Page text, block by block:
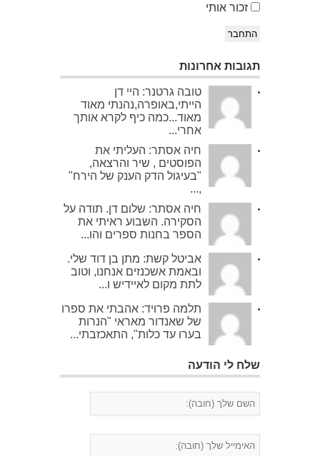
זכור אותי
התחבר
תגובות אחרונות
טובה גרטנר: היי דן
הייתי,באופרה,נהנתי מאוד
מאוד...כמה כיף לקרא אותך
אחרי...
חיה אסתר: העליתי את
הפוסטים , שיר והרצאה,
"בעיגול הדק הענק של הירח"
,...
חיה אסתר: שלום דן. תודה על
הסקירה. השבוע ראיתי את
הספר בחנות ספרים והו...
אביטל קשת: מתן בן דוד שלי.
ובאמת אשכנזים אנחנו, וטוב
לתת מקום לאיידיש ו...
תלמה פרויד: אהבתי את ספרו
של שאנדור מאראי "הנרות
בערו עד כלות", התאכזבתי...
שלח לי הודעה